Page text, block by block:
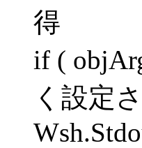
得
if (
く設定